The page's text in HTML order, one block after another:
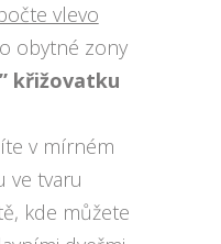
vlevo
obytné zony
křižovatku
v mírném
ve tvaru
kde můžete